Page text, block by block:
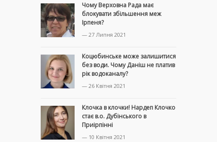
Чому Верховна Рада має
блокувати збільшення меж
Ірпеня?
— 27 Липня 2021
Коцюбинське може залишитися
без води. Чому Даніш не платив
рік водоканалу?
— 26 Квітня 2021
Клочка в клочки! Нардеп Клочко
стає в.о. Дубінського в
Приірпінні
— 10 Квітня 2021